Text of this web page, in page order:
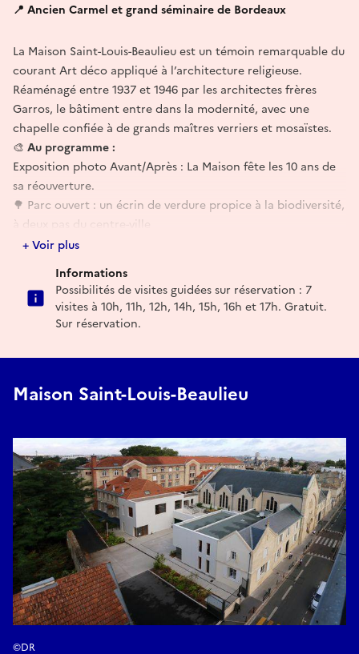
📍 Ancien Carmel et grand séminaire de Bordeaux
La Maison Saint-Louis-Beaulieu est un témoin remarquable du
courant Art déco appliqué à l’architecture religieuse.
Réaménagé entre 1937 et 1946 par les architectes frères
Garros, le bâtiment entre dans la modernité, avec une
chapelle confiée à de grands maîtres verriers et mosaïstes.
🎨 Au programme :
Exposition photo Avant/Après : La Maison fête les 10 ans de
sa réouverture.
🌳 Parc ouvert : un écrin de verdure propice à la biodiversité,
à deux pas du centre-ville
☕ Café du cloître : ouvert de 10h-12h et 14h-18h avec
sur place)
👣 Visites :
Visites guidées sur réservation :
--
matrimoine à Bordeaux
#JEPMBX2026
Réserver
+ Voir plus
Informations
Possibilités de visites guidées sur réservation : 7
visites à 10h, 11h, 12h, 14h, 15h, 16h et 17h. Gratuit.
Sur réservation.
Maison Saint-Louis-Beaulieu
©DR